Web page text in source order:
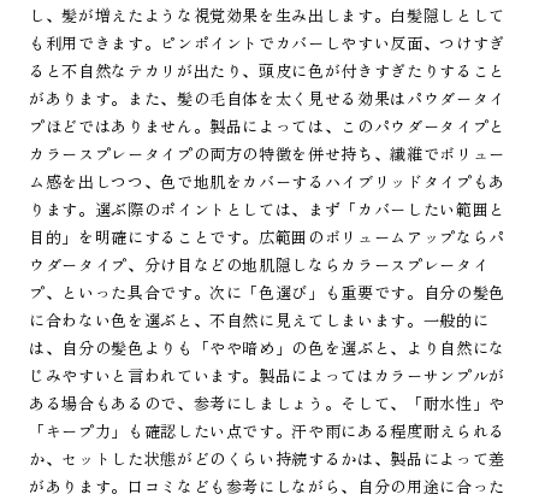
し、髪が増えたような視覚効果を生み出します。白髪隠しとして
も利用できます。ピンポイントでカバーしやすい反面、つけすぎ
ると不自然なテカリが出たり、頭皮に色が付きすぎたりすること
があります。また、髪の毛自体を太く見せる効果はパウダータイ
プほどではありません。製品によっては、このパウダータイプと
カラースプレータイプの両方の特徴を併せ持ち、繊維でボリュー
ム感を出しつつ、色で地肌をカバーするハイブリッドタイプもあ
ります。選ぶ際のポイントとしては、まず「カバーしたい範囲と
目的」を明確にすることです。広範囲のボリュームアップならパ
ウダータイプ、分け目などの地肌隠しならカラースプレータイ
プ、といった具合です。次に「色選び」も重要です。自分の髪色
に合わない色を選ぶと、不自然に見えてしまいます。一般的に
は、自分の髪色よりも「やや暗め」の色を選ぶと、より自然にな
じみやすいと言われています。製品によってはカラーサンプルが
ある場合もあるので、参考にしましょう。そして、「耐水性」や
「キープ力」も確認したい点です。汗や雨にある程度耐えられる
か、セットした状態がどのくらい持続するかは、製品によって差
があります。口コミなども参考にしながら、自分の用途に合った